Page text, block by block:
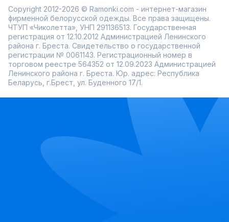
Copyright 2012-2026 © Ramonki.com - интернет-магазин
фирменной белорусской одежды. Все права защищены.
ЧТУП «Чиколетта», УНП 291136513. Государственная
регистрация от 12.10.2012 Администрацией Ленинского
района г. Бреста. Свидетельство о государственной
регистрации № 0061143. Регистрационный номер в
торговом реестре 564352 от 12.09.2023 Администрацией
Ленинского района г. Бреста. Юр. адрес: Республика
Беларусь, г.Брест, ул. Буденного 17/1.